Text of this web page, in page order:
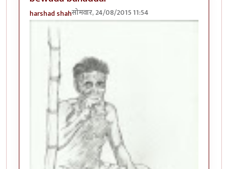
harshad shahसोमवार, 24/08/2015 11:54